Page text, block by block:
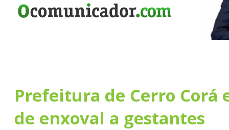
Prefeitura de Cerro Corá
de enxoval a gestantes